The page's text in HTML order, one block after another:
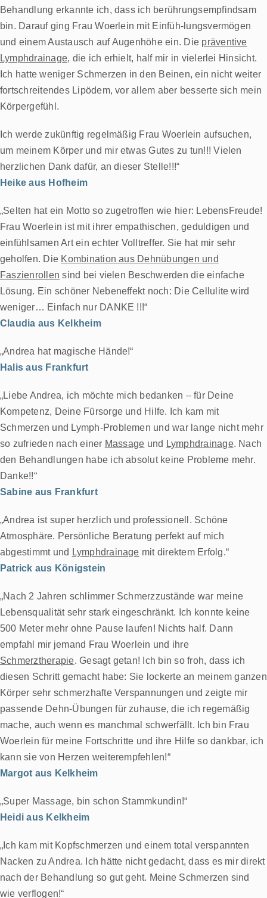
Behandlung erkannte ich, dass ich berührungsempfindsam
bin. Darauf ging Frau Woerlein mit Einfüh- lungsvermögen
und einem Austausch auf Augenhöhe ein. Die präventive
Lymphdrainage, die ich erhielt, half mir in vielerlei Hinsicht.
Ich hatte weniger Schmerzen in den Beinen, ein nicht weiter
fortschreitendes Lipödem, vor allem aber besserte sich mein
Körpergefühl.
Ich werde zukünftig regelmäßig Frau Woerlein aufsuchen,
um meinem Körper und mir etwas Gutes zu tun!!!Vielen
herzlichen Dank dafür, an dieser Stelle!!!“
Heike aus Hofheim
„Selten hat ein Motto so zugetroffen wie hier: LebensFreude!
Frau Woerlein ist mit ihrer empathischen, geduldigen und
einfühlsamen Art ein echter Volltreffer. Sie hat mir sehr
geholfen. Die Kombination aus Dehnübungen und
Faszienrollen sind bei vielen Beschwerden die einfache
Lösung. Ein schöner Nebeneffekt noch: Die Cellulite wird
weniger… Einfach nur DANKE !!!“
Claudia aus Kelkheim
„Andrea hat magische Hände!“
Halis aus Frankfurt
„Liebe Andrea, ich möchte mich bedanken – für Deine
Kompetenz, Deine Fürsorge und Hilfe. Ich kam mit
Schmerzen und Lymph-Problemen und war lange nicht mehr
so zufrieden nach einer Massage und Lymphdrainage. Nach
den Behandlungen habe ich absolut keine Probleme mehr.
Danke!!“
Sabine aus Frankfurt
„Andrea ist super herzlich und professionell. Schöne
Atmosphäre. Persönliche Beratung perfekt auf mich
abgestimmt und Lymphdrainage mit direktem Erfolg.“
Patrick aus Königstein
„Nach 2 Jahren schlimmer Schmerzzustände war meine
Lebensqualität sehr stark eingeschränkt. Ich konnte keine
500 Meter mehr ohne Pause laufen! Nichts half. Dann
empfahl mir jemand Frau Woerlein und ihre
Schmerztherapie. Gesagt getan! Ich bin so froh, dass ich
diesen Schritt gemacht habe: Sie lockerte an meinem ganzen
Körper sehr schmerzhafte Verspannungen und zeigte mir
passende Dehn-Übungen für zuhause, die ich regemäßig
mache, auch wenn es manchmal schwerfällt. Ich bin Frau
Woerlein für meine Fortschritte und ihre Hilfe so dankbar, ich
kann sie von Herzen weiterempfehlen!“
Margot aus Kelkheim
„Super Massage, bin schon Stammkundin!“
Heidi aus Kelkheim
„Ich kam mit Kopfschmerzen und einem total verspannten
Nacken zu Andrea. Ich hätte nicht gedacht, dass es mir direkt
nach der Behandlung so gut geht. Meine Schmerzen sind
wie verflogen!“